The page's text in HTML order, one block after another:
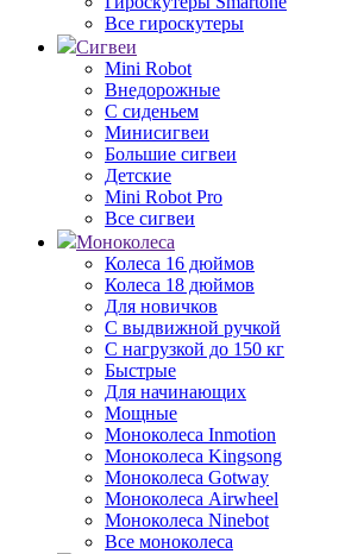
Все гироскутеры
Сигвеи
Mini Robot
Внедорожные
С сиденьем
Минисигвеи
Большие сигвеи
Детские
Mini Robot Pro
Все сигвеи
Моноколеса
Колеса 16 дюймов
Колеса 18 дюймов
Для новичков
С выдвижной ручкой
С нагрузкой до 150 кг
Быстрые
Для начинающих
Мощные
Моноколеса Inmotion
Моноколеса Kingsong
Моноколеса Gotway
Моноколеса Airwheel
Моноколеса Ninebot
Все моноколеса